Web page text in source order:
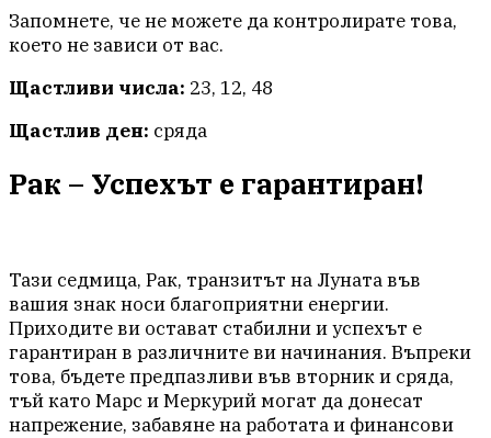
Запомнете, че не можете да контролирате това,
което не зависи от вас.
Щастливи числа: 23, 12, 48
Щастлив ден: сряда
Рак – Успехът е гарантиран!
Тази седмица, Рак, транзитът на Луната във
вашия знак носи благоприятни енергии.
Приходите ви остават стабилни и успехът е
гарантиран в различните ви начинания. Въпреки
това, бъдете предпазливи във вторник и сряда,
тъй като Марс и Меркурий могат да донесат
напрежение, забавяне на работата и финансови